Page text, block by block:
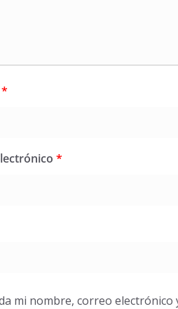
*
*
mi nombre, correo electrónico